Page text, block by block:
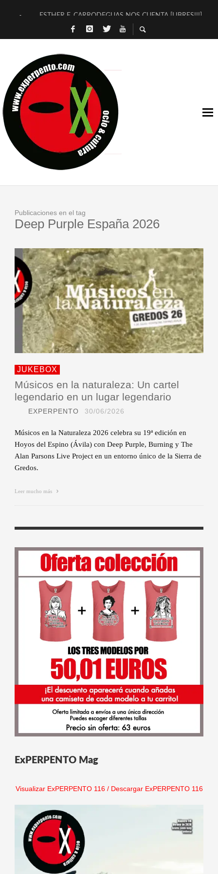
ESTHER F. CARRODEGUAS NOS CUENTA [LIBRES!!!]
[TERRA DE GUAPES] DE SANDRA MONFORT
TIMBRE 4, LA ESCUELA DEL DIRECTOR TEATRAL CLAUDIO
30 AÑOS (NO ES NADA) DE LA KATARSIS DEL TOMATAZO
MILITARES JUDÍAS EN #EXVITA
D’BALDOMEROS REINVENTAN [BITÁCORA 3.0] EN EXVITA
MARSHALL FLASH PRESENTA EN EXVITA [RELATIVA
JOFRE BARDAGÍ EN EXVITA INTERPRETANDO A SERRAT
Publicaciones en el tag
Deep Purple España 2026
JUKEBOX
Músicos en la naturaleza: Un cartel
legendario en un lugar legendario
EXPERPENTO 30/06/2026
Músicos en la Naturaleza 2026 celebra su 19ª edición en
Hoyos del Espino (Ávila) con Deep Purple, Burning y The
Alan Parsons Live Project en un entorno único de la Sierra de
Gredos.
Leer mucho más
ExPERPENTO Mag
Visualizar ExPERPENTO 116/ Descargar ExPERPENTO 116